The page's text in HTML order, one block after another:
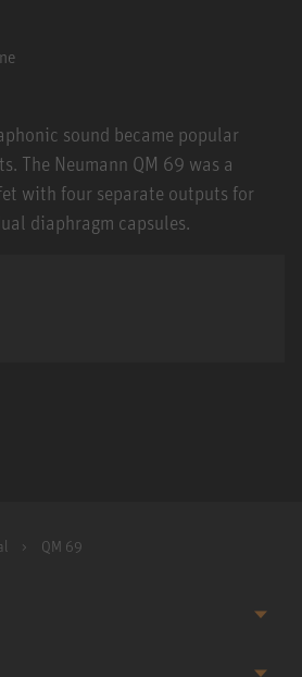
sound became popular
The Neumann QM 69 was a
with four separate outputs for
diaphragm capsules.
QM 69